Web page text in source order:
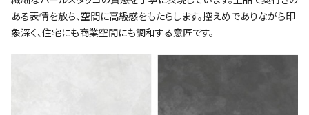
ある表情を放ち、空間に高級感をもたらします。控えめでありながら印
象深く、住宅にも商業空間にも調和する意匠です。